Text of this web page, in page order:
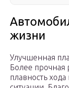
жизни
Улучшенная
Более прочная
плавность